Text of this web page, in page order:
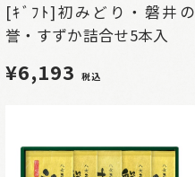
[ｷﾞﾌﾄ]初みどり・磐井の
誉・すずか詰合せ5本入
¥6,193 税込